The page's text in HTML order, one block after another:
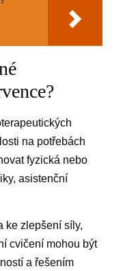
na potřebách
fyzická nebo
asistenční
ke zlepšení síly,
cvičení mohou být
a řešením